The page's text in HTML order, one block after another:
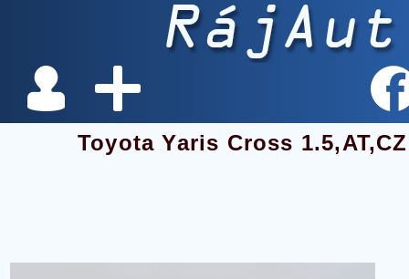
Toyota Yaris Cross